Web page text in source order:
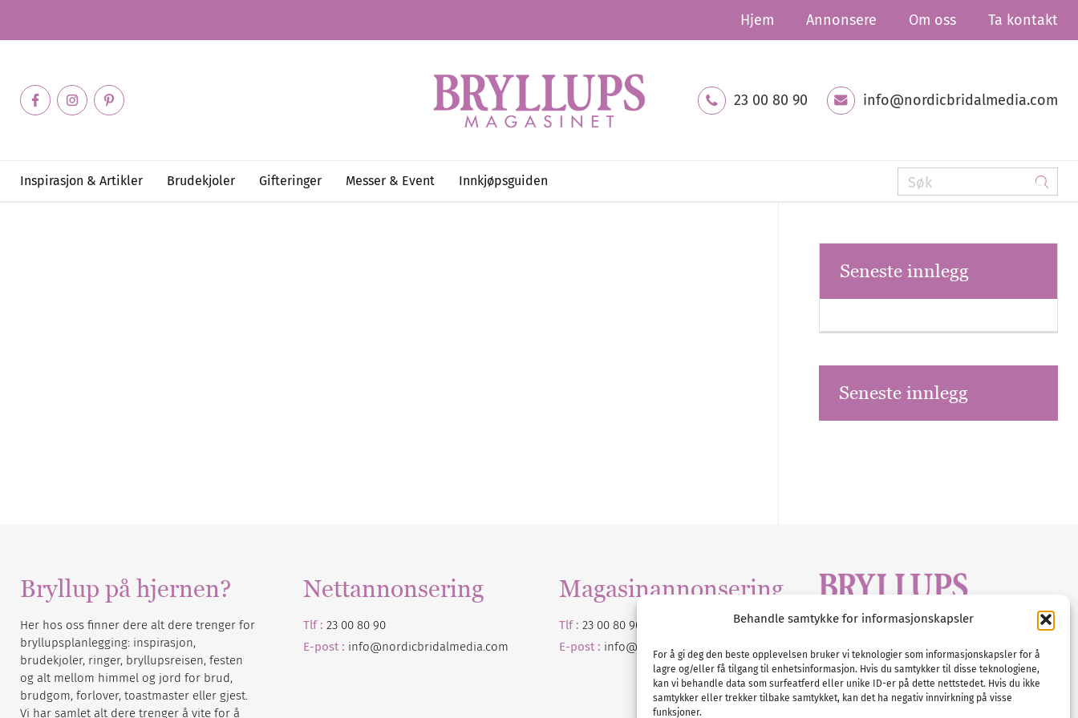
Behandle samtykke for informasjonskapsler
For å gi deg den beste opplevelsen bruker vi teknologier som informasjonskapsler for å
lagre og/eller få tilgang til enhetsinformasjon. Hvis du samtykker til disse teknologiene,
kan vi behandle data som surfeatferd eller unike ID-er på dette nettstedet. Hvis du ikke
samtykker eller trekker tilbake samtykket, kan det ha negativ innvirkning på visse
funksjoner.
Hjem Annonsere Om oss Ta kontakt
23 00 80 90 info@nordicbridalmedia.com
Inspirasjon & Artikler Brudekjoler Gifteringer Messer & Event Innkjøpsguiden
Seneste innlegg
Seneste innlegg
Bryllup på hjernen?
Her hos oss finner dere alt dere trenger for
bryllupsplanlegging: inspirasjon,
brudekjoler, ringer, bryllupsreisen, festen
og alt mellom himmel og jord for brud,
brudgom, forlover, toastmaster eller gjest.
Vi har samlet alt dere trenger å vite for å
Nettannonsering
Tlf : 23 00 80 90
E-post : info@nordicbridalmedia.com
Magasinannonsering
Tlf : 23 00 80 90
E-post : info@ nordicbridalmedia
E-post :info@nordicbridalmedia.com
Bryllupsmagasinet Norge
© All rights reserved.
VAT: NO911740648